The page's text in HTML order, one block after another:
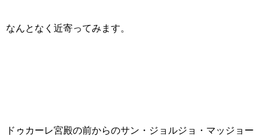
なんとなく近寄ってみます。
ドゥカーレ宮殿の前からのサン・ジョルジョ・マッジョー